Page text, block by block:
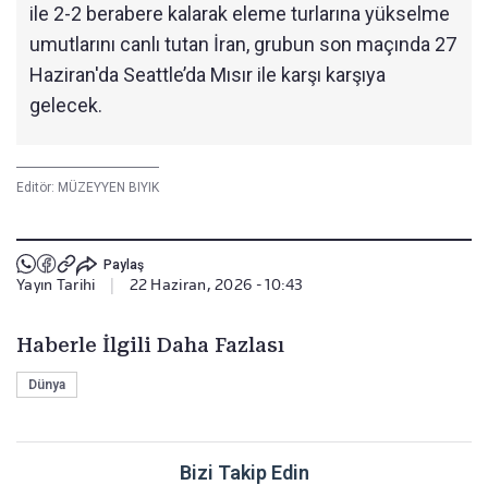
ile 2-2 berabere kalarak eleme turlarına yükselme
umutlarını canlı tutan İran, grubun son maçında 27
Haziran'da Seattle’da Mısır ile karşı karşıya
gelecek.
Editör: MÜZEYYEN BIYIK
Paylaş
Yayın Tarihi 22 Haziran, 2026 - 10:43
Haberle İlgili Daha Fazlası
Dünya
Bizi Takip Edin